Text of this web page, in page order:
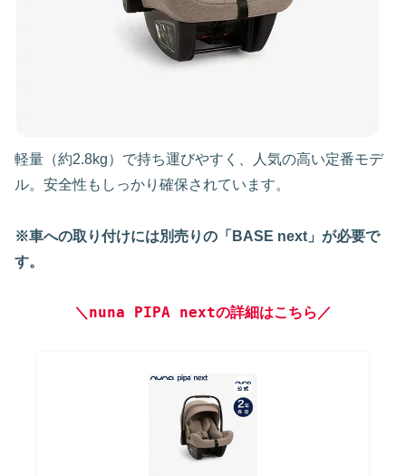
軽量（約2.8kg）で持ち運びやすく、人気の高い定番モデ
ル。安全性もしっかり確保されています。
※車への取り付けには別売りの「BASE next」が必要で
す。
＼nuna PIPA nextの詳細はこちら／